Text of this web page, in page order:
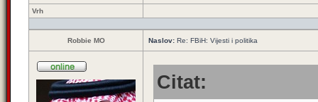
Vrh
Robbie MO Naslov: Re: FBiH: Vijesti i politika
Citat: